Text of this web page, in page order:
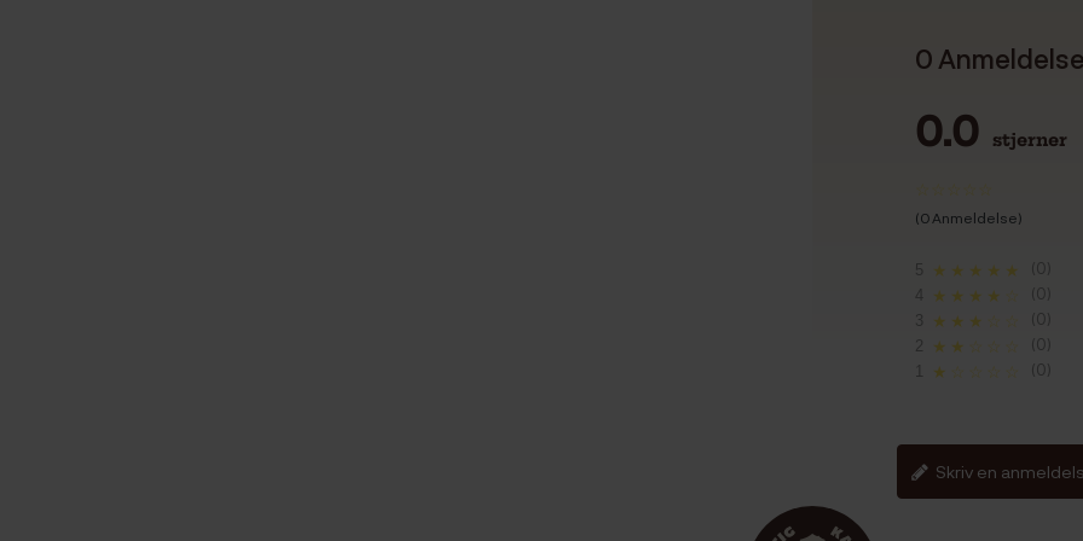
0
0.0 stjerner
(0 Anmeldelse)
5 ★★★★★ (0)
★★★★☆ (0)
3 ★★★☆☆ (0)
2 ★★☆☆☆ (0)
1 ★☆☆☆☆ (0)
Skriv en